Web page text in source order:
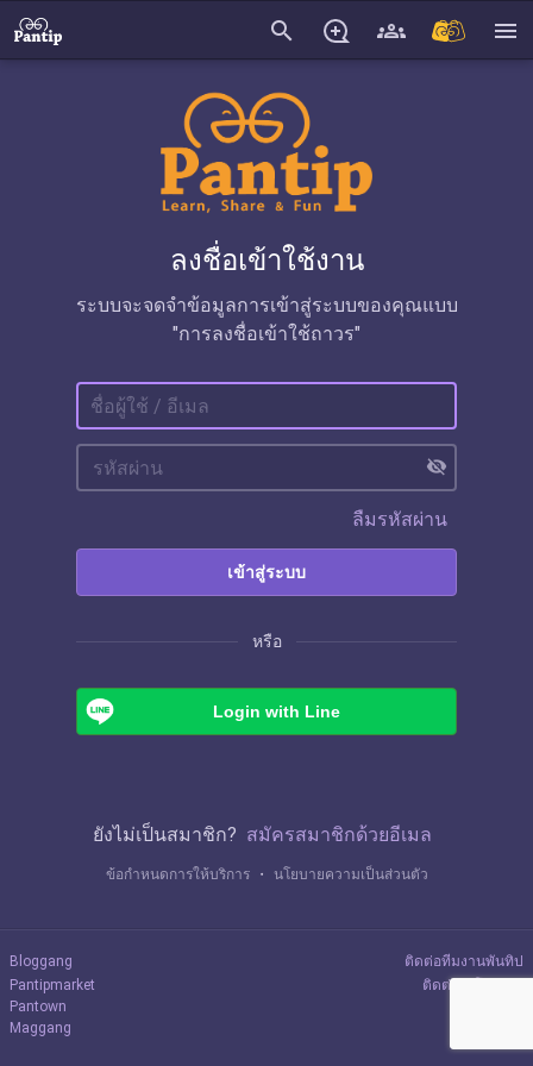
search menu
ลงชื่อเข้าใช้งาน
ระบบจะจดจำข้อมูลการเข้าสู่ระบบของคุณแบบ
"การลงชื่อเข้าใช้ถาวร"
visibility_off
ลืมรหัสผ่าน
เข้าสู่ระบบ
หรือ
Login with Line
ยังไม่เป็นสมาชิก? สมัครสมาชิกด้วยอีเมล
ข้อกำหนดการให้บริการ ・ นโยบายความเป็นส่วนตัว
Bloggang
Pantipmarket
Pantown
Maggang
ติดต่อทีมงานพันทิป
ติดต่อลงโฆษณา